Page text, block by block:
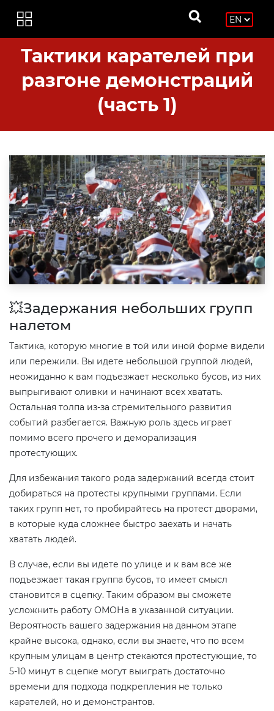
Тактики карателей при
разгоне демонстраций
(часть 1)
💥Задержания небольших групп
налетом
Тактика, которую многие в той или иной форме видели
или пережили. Вы идете небольшой группой людей,
неожиданно к вам подъезжает несколько бусов, из них
выпрыгивают оливки и начинают всех хватать.
Остальная толпа из-за стремительного развития
событий разбегается. Важную роль здесь играет
помимо всего прочего и деморализация
протестующих.
Для избежания такого рода задержаний всегда стоит
добираться на протесты крупными группами. Если
таких групп нет, то пробирайтесь на протест дворами,
в которые куда сложнее быстро заехать и начать
хватать людей.
В случае, если вы идете по улице и к вам все же
подъезжает такая группа бусов, то имеет смысл
становится в сцепку. Таким образом вы сможете
усложнить работу ОМОНа в указанной ситуации.
Вероятность вашего задержания на данном этапе
крайне высока, однако, если вы знаете, что по всем
крупным улицам в центр стекаются протестующие, то
5-10 минут в сцепке могут выиграть достаточно
времени для подхода подкрепления не только
карателей, но и демонстрантов.